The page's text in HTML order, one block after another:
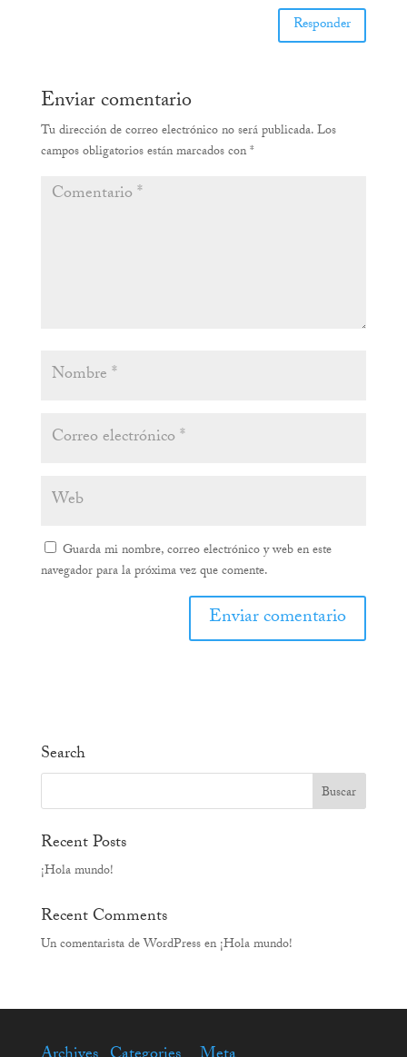
Responder
Enviar comentario
Tu dirección de correo electrónico no será publicada.Los
campos obligatorios están marcados con*
Guarda mi nombre, correo electrónico y web en este
navegador para la próxima vez que comente.
Search
Recent Posts
¡Hola mundo!
Recent Comments
Un comentarista de WordPressen¡Hola mundo!